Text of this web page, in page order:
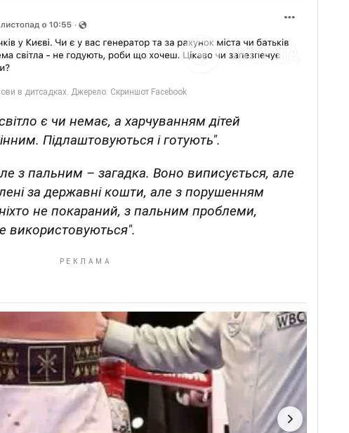
є чи немає, а харчуванням дітей
Підлаштовуються і готують".
з пальним – загадка. Воно виписується, але
за державні кошти, але з порушенням
ніхто не покараний, з пальним проблеми,
використовуються".